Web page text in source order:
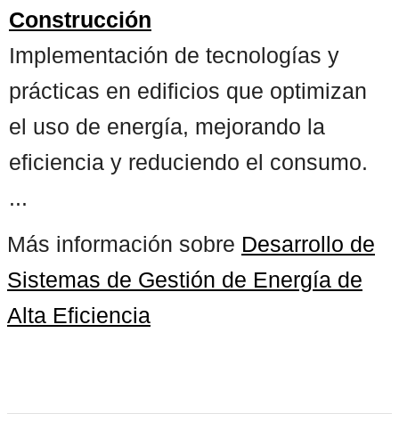
Construcción
Implementación de tecnologías y
prácticas en edificios que optimizan
el uso de energía, mejorando la
eficiencia y reduciendo el consumo.
...
Más información sobre Desarrollo de
Sistemas de Gestión de Energía de
Alta Eficiencia